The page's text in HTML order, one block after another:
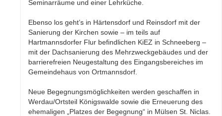
Seminarräume und einer Lehrküche.
Ebenso los geht’s in Härtensdorf und Reinsdorf mit der
Sanierung der Kirchen sowie – im teils auf
Hartmannsdorfer Flur befindlichen KiEZ in Schneeberg –
mit der Dachsanierung des Mehrzweckgebäudes und der
barrierefreien Neugestaltung des Eingangsbereiches im
Gemeindehaus von Ortmannsdorf.
Neue Begegnungsmöglichkeiten werden geschaffen in
Werdau/Ortsteil Königswalde sowie die Erneuerung des
ehemaligen „Platzes der Begegnung“ in Mülsen St. Niclas.